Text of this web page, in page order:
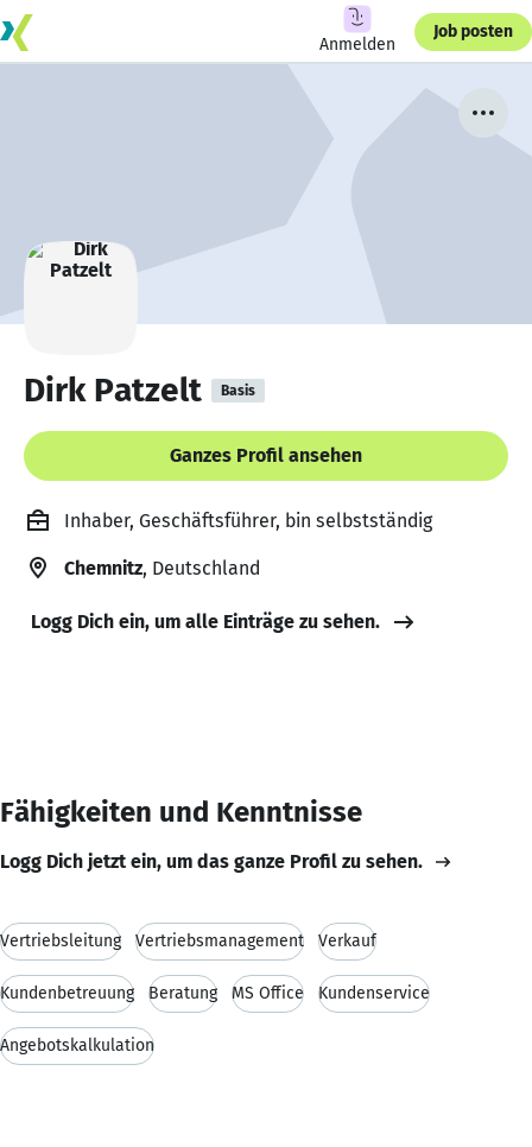
Anmelden
Job posten
Dirk Patzelt Basis
Ganzes Profil ansehen
Inhaber, Geschäftsführer, bin selbstständig
Chemnitz, Deutschland
Logg Dich ein, um alle Einträge zu sehen.
Fähigkeiten und Kenntnisse
Logg Dich jetzt ein, um das ganze Profil zu sehen.
Vertriebsleitung Vertriebsmanagement Verkauf
Kundenbetreuung Beratung MS Office Kundenservice
Angebotskalkulation